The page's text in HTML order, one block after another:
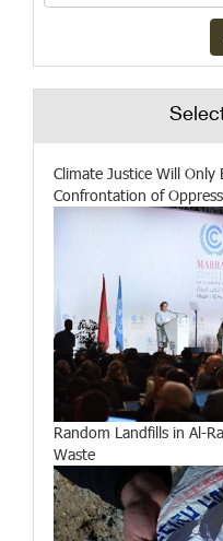
Climate Justice Will
Confrontation of
Random Landfills in Al-
Waste